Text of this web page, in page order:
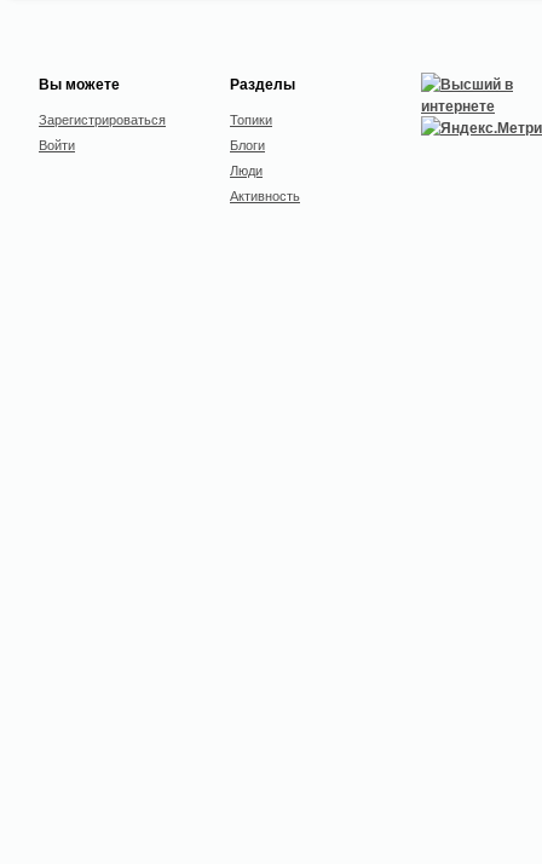
Вы можете
Зарегистрироваться
Войти
Разделы
Топики
Блоги
Люди
Активность